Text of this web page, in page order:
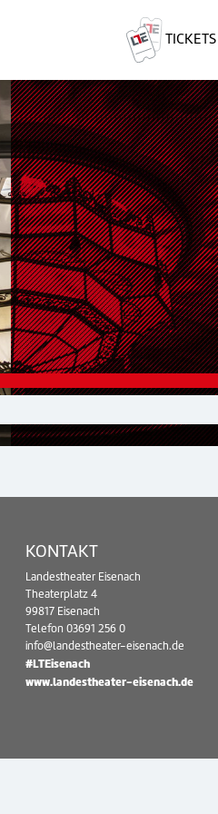
TICKETS
KONTAKT
Landestheater Eisenach
Theaterplatz 4
99817 Eisenach
Telefon 03691 256 0
info@landestheater-eisenach.de
#LTEisenach
www.landestheater-eisenach.de